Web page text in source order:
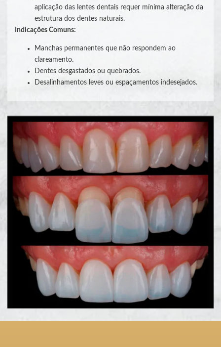
aplicação das lentes dentais requer mínima alteração da
estrutura dos dentes naturais.
Indicações Comuns:
Manchas permanentes que não respondem ao
clareamento.
Dentes desgastados ou quebrados.
Desalinhamentos leves ou espaçamentos indesejados.